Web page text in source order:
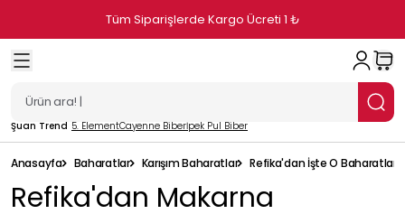
Tüm Siparişlerde Kargo Ücreti 1 ₺
Şuan Trend 5. ElementCayenne Biberİpek Pul Biber
Anasayfa Baharatlar Karışım Baharatlar Refika'dan İşte O Baharatlar
Refika'dan Makarna